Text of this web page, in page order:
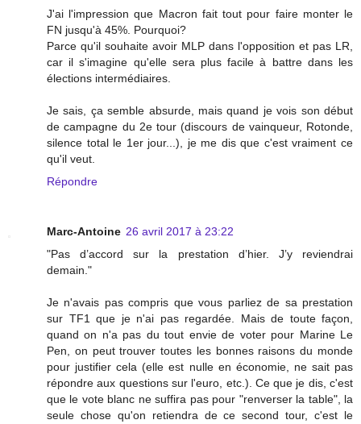
J'ai l'impression que Macron fait tout pour faire monter le
FN jusqu'à 45%. Pourquoi?
Parce qu'il souhaite avoir MLP dans l'opposition et pas LR,
car il s'imagine qu'elle sera plus facile à battre dans les
élections intermédiaires.
Je sais, ça semble absurde, mais quand je vois son début
de campagne du 2e tour (discours de vainqueur, Rotonde,
silence total le 1er jour...), je me dis que c'est vraiment ce
qu'il veut.
Répondre
Marc-Antoine 26 avril 2017 à 23:22
"Pas d’accord sur la prestation d’hier. J’y reviendrai
demain."
Je n'avais pas compris que vous parliez de sa prestation
sur TF1 que je n'ai pas regardée. Mais de toute façon,
quand on n'a pas du tout envie de voter pour Marine Le
Pen, on peut trouver toutes les bonnes raisons du monde
pour justifier cela (elle est nulle en économie, ne sait pas
répondre aux questions sur l'euro, etc.). Ce que je dis, c'est
que le vote blanc ne suffira pas pour "renverser la table", la
seule chose qu'on retiendra de ce second tour, c'est le